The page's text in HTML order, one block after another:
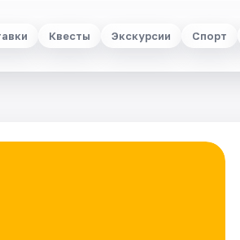
Квесты Экскурсии Спорт